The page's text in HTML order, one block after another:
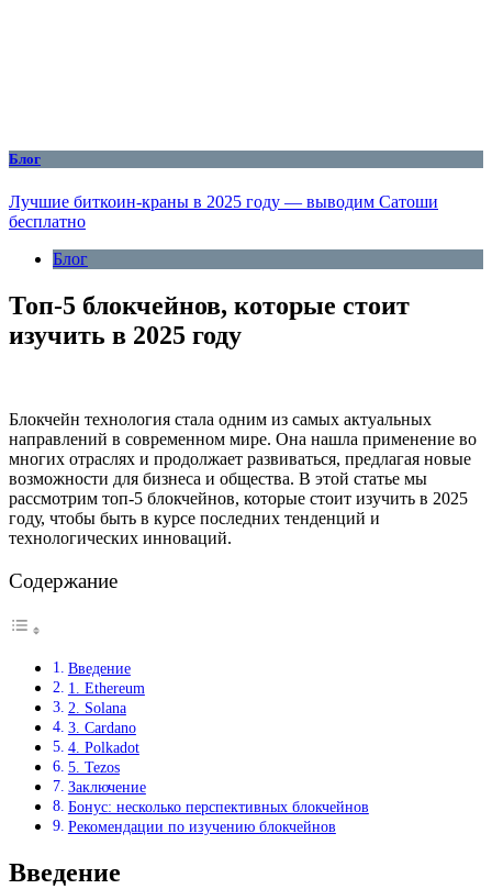
Блог
Лучшие биткоин-краны в 2025 году — выводим Сатоши
бесплатно
Блог
Топ-5 блокчейнов, которые стоит
изучить в 2025 году
Блокчейн технология стала одним из самых актуальных
направлений в современном мире. Она нашла применение во
многих отраслях и продолжает развиваться, предлагая новые
возможности для бизнеса и общества. В этой статье мы
рассмотрим топ-5 блокчейнов, которые стоит изучить в 2025
году, чтобы быть в курсе последних тенденций и
технологических инноваций.
Содержание
Введение
1. Ethereum
2. Solana
3. Cardano
4. Polkadot
5. Tezos
Заключение
Бонус: несколько перспективных блокчейнов
Рекомендации по изучению блокчейнов
Введение